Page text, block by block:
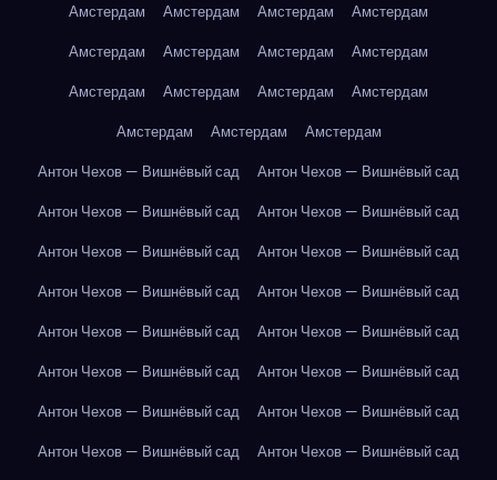
Амстердам
Амстердам Амстердам
Амстердам
Амстердам
Амстердам Амстердам
Амстердам
Амстердам
Амстердам Амстердам
Амстердам
Амстердам
Амстердам
Амстердам
Антон Чехов — Вишнёвый сад
Антон Чехов — Вишнёвый сад
Антон Чехов — Вишнёвый сад
Антон Чехов — Вишнёвый сад
Антон Чехов — Вишнёвый сад
Антон Чехов — Вишнёвый сад
Антон Чехов — Вишнёвый сад
Антон Чехов — Вишнёвый сад
Антон Чехов — Вишнёвый сад
Антон Чехов — Вишнёвый сад
Антон Чехов — Вишнёвый сад
Антон Чехов — Вишнёвый сад
Антон Чехов — Вишнёвый сад
Антон Чехов — Вишнёвый сад
Антон Чехов — Вишнёвый сад
Антон Чехов — Вишнёвый сад